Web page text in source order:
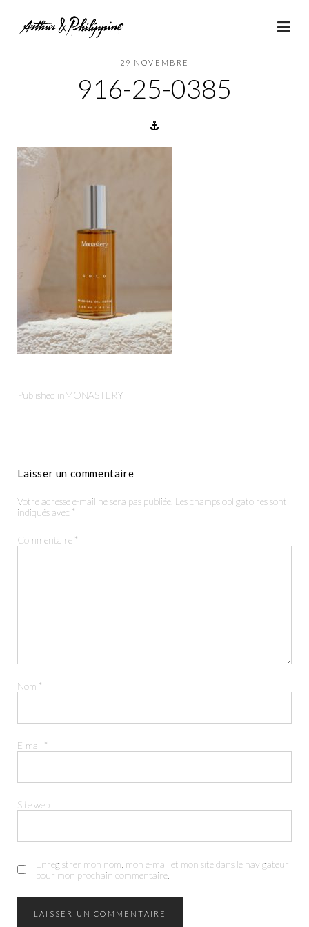
29 NOVEMBRE
916-25-0385
Published inMONASTERY
Laisser un commentaire
Votre adresse e-mail ne sera pas publiée. Les champs obligatoires sont
indiqués avec *
Commentaire *
Nom *
E-mail *
Site web
Enregistrer mon nom, mon e-mail et mon site dans le navigateur
pour mon prochain commentaire.